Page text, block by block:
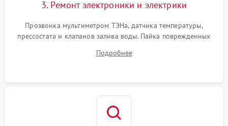
3. Ремонт электроники и электрики
Прозвонка мультиметром ТЭНа, датчика температуры,
прессостата и клапанов залива воды. Пайка поврежденных
Восстановление целостности проводки и контактов.
Подробнее